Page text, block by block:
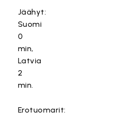
Jäähyt:
Suomi
0
min,
Latvia
2
min.
Erotuomarit: